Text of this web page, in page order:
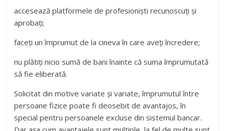
accesează platformele de profesioniști recunoscuți și
aprobați;
faceți un împrumut de la cineva în care aveți încredere;
nu plătiți nicio sumă de bani înainte că suma împrumutată
să fie eliberată.
Solicitat din motive variate și variate, împrumutul între
persoane fizice poate fi deosebit de avantajos, în
special pentru persoanele excluse din sistemul bancar.